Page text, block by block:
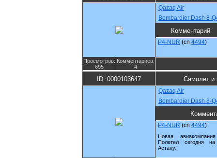
Qazaq Air
Bombardier Dash 8-
Комментарий
P4-NUR (cn 4494)
Просмотров:
695
Комментариев:
4
ID: 0000103647 Самолет и
Qazaq Air
Bombardier Dash 8-
P4-NUR (cn 4494)
Новая
Полетел сегодня
Астану.